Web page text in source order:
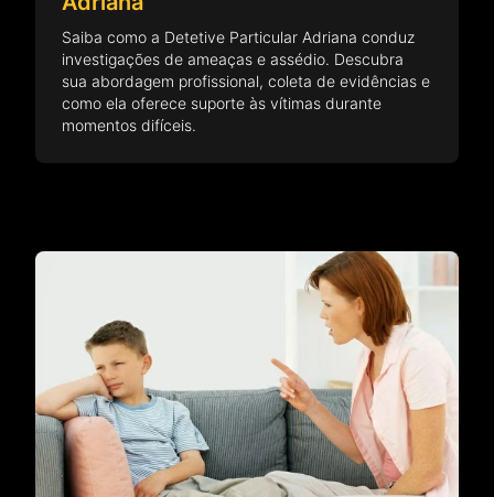
Saiba como a Detetive Particular Adriana conduz
investigações de ameaças e assédio. Descubra
sua abordagem profissional, coleta de evidências e
como ela oferece suporte às vítimas durante
momentos difíceis.